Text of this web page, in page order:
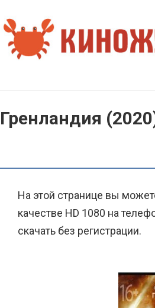
Гренландия
На этой странице вы
качестве HD 1080 на
скачать без регистрации.